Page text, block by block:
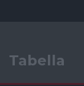
Tabella